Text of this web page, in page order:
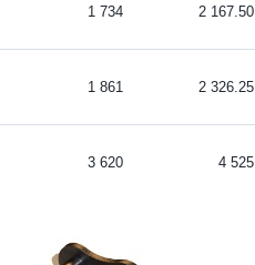
1 734 2 167.50
1 861 2 326.25
3 620 4 525